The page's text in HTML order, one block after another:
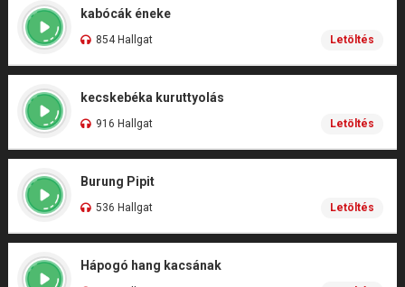
kabócák éneke
854 Hallgat Letöltés
kecskebéka kuruttyolás
916 Hallgat Letöltés
Burung Pipit
536 Hallgat Letöltés
Hápogó hang kacsának